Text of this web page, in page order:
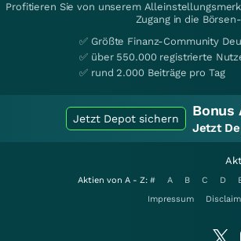
Profitieren Sie von unserem
Zugang in die
✅ Größte Finanz-Community
✅ über 550.000 registrierte
✅ rund 2.000 Beiträge pro Tag
Jetzt Depot sichern Bonus
Jetzt
Aktien von A - Z: # A B C D
Impressum